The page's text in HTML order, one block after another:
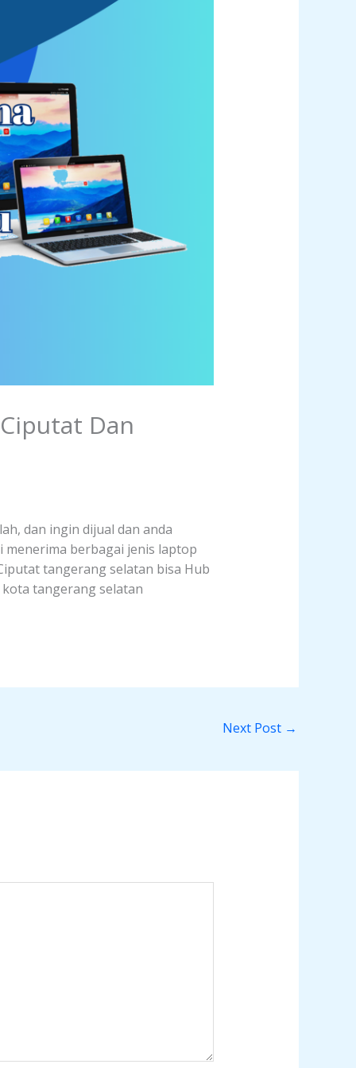
Dan
dan ingin dijual dan anda
menerima berbagai jenis laptop
tangerang selatan bisa Hub
kota tangerang selatan
Next Post →